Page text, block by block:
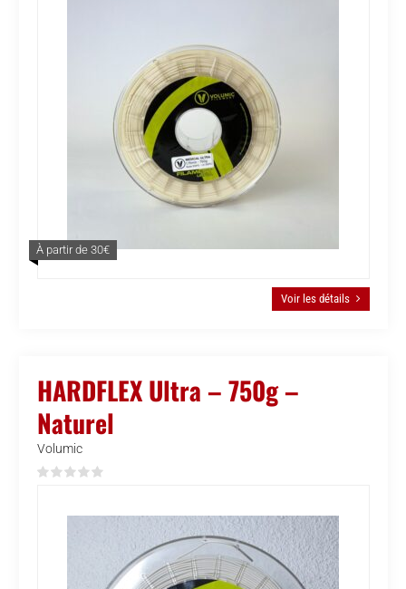
À partir de 30€
Voir les détails
HARDFLEX Ultra – 750g –
Naturel
Volumic